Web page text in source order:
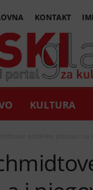
KONTAKT
KULTURA